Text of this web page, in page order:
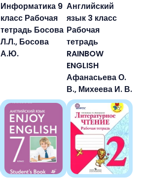
Информатика 9
класс Рабочая
тетрадь Босова
Л.Л., Босова
А.Ю.
Английский
язык 3 класс
Рабочая
тетрадь
RAINBOW
ENGLISH
Афанасьева О.
В., Михеева И. В.